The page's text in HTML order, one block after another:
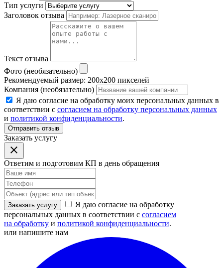
Тип услуги
Заголовок отзыва
Текст отзыва
Фото (необязательно)
Рекомендуемый размер: 200x200 пикселей
Компания (необязательно)
Я даю согласие на обработку моих персональных данных в
соответствии с согласием на обработку персональных данных
и политикой конфиденциальности.
Отправить отзыв
Заказать услугу
Ответим и подготовим КП в день обращения
Заказать услугу
Я даю согласие на обработку
персональных данных в соответствии с согласием
на обработку и политикой конфиденциальности.
или напишите нам